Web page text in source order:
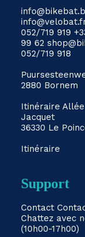
052/719 919
99 62
052/719 918
2880 Bornem
Itinéraire
Jacquet
36330 Le
Itinéraire
Support
Contact
Chattez avec
(10h00-17h00)